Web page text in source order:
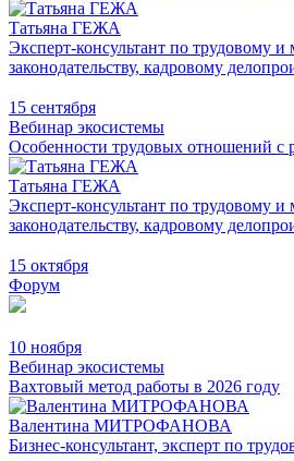
Татьяна ГЕЖА
Эксперт-консультант по трудовому
законодательству, кадровому
15 сентября
Вебинар экосистемы
Особенности трудовых отношений с
Татьяна ГЕЖА
Эксперт-консультант по трудовому
законодательству, кадровому
15 октября
Форум
10 ноября
Вебинар экосистемы
Вахтовый метод работы в 2026 году
Валентина МИТРОФАНОВА
Бизнес-консультант, эксперт по